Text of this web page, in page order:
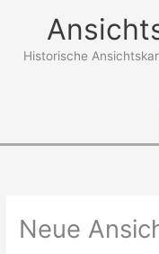
springenHistorische
Neue